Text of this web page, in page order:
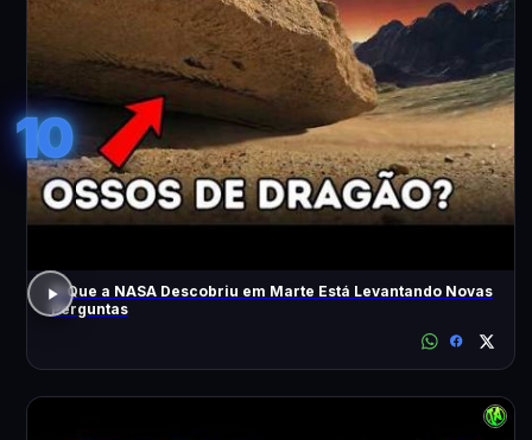
10
O Que a NASA Descobriu em Marte Está Levantando Novas
Perguntas